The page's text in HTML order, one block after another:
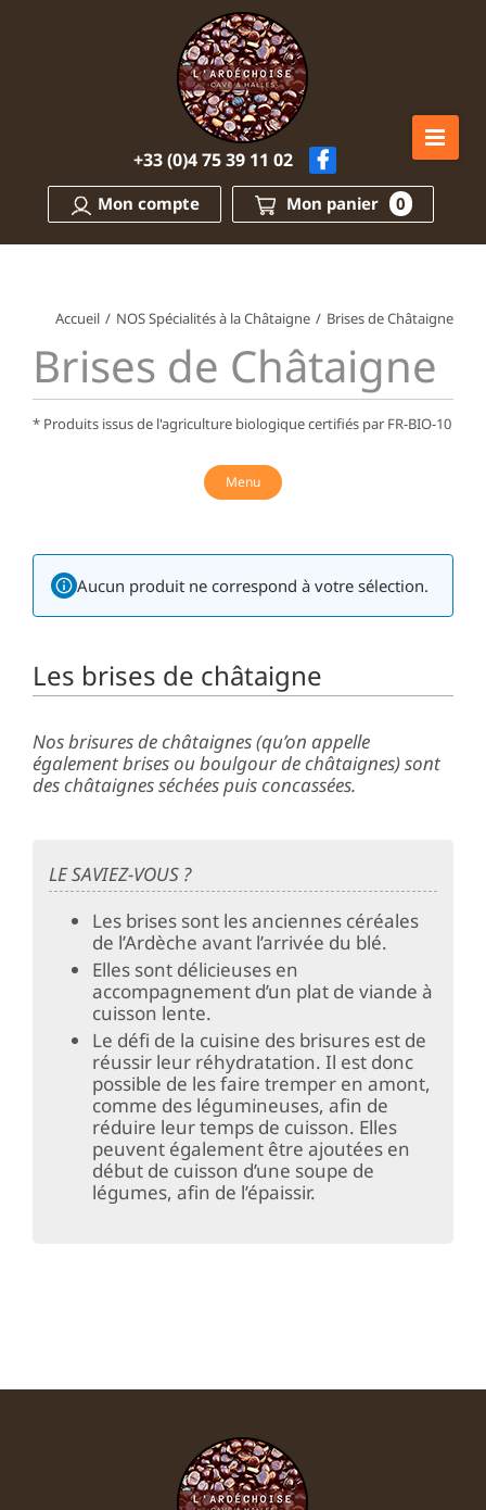
+33 (0)4 75 39 11 02
Mon compte Mon panier 0
Accueil / NOS Spécialités à la Châtaigne / Brises de Châtaigne
Brises de Châtaigne
Aucun produit ne correspond à votre sélection.
Les brises de châtaigne
Nos brisures de châtaignes (qu’on appelle
également brises ou boulgour de châtaignes) sont
des châtaignes séchées puis concassées.
LE SAVIEZ-VOUS ?
Les brises sont les anciennes céréales
de l’Ardèche avant l’arrivée du blé.
Elles sont délicieuses en
accompagnement d’un plat de viande à
cuisson lente.
Le défi de la cuisine des brisures est de
réussir leur réhydratation. Il est donc
possible de les faire tremper en amont,
comme des légumineuses, afin de
réduire leur temps de cuisson. Elles
peuvent également être ajoutées en
début de cuisson d’une soupe de
légumes, afin de l’épaissir.
* Produits issus de l'agriculture biologique certifiés par FR-BIO-10
Menu